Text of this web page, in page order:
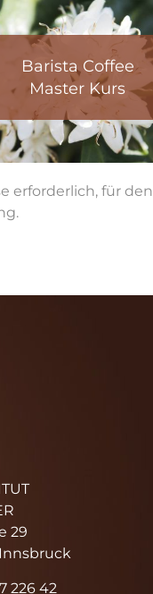
Barista Coffee
Master Kurs
erforderlich, für den
29
226 42